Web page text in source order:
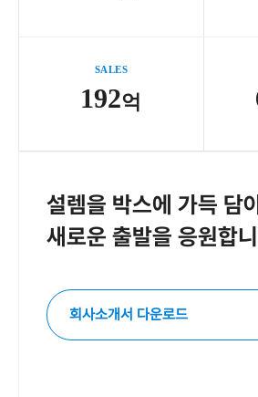
SALES
192억
설렘을 박스에 가득 담
새로운 출발을 응원합
회사소개서 다운로드